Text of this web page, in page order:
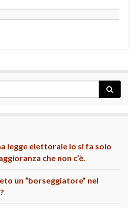
legge elettorale lo si fa solo
che non c’è.
un “borseggiatore” nel